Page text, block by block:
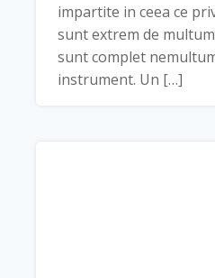
impartite in ceea ce
sunt extrem de
sunt complet
instrument. Un […]